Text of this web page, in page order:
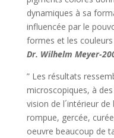
dynamiques à sa
influencée par le
formes et les
Dr. Wilhelm Meyer-
” Les résultats
microscopiques, à
vision de l´intérieur
rompue, gercée,
oeuvre beaucoup de